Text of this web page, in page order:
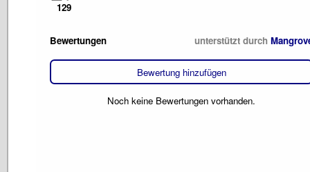
129
Bewertungen unterstützt durch
Bewertung hinzufügen
Noch keine Bewertungen vorhanden.